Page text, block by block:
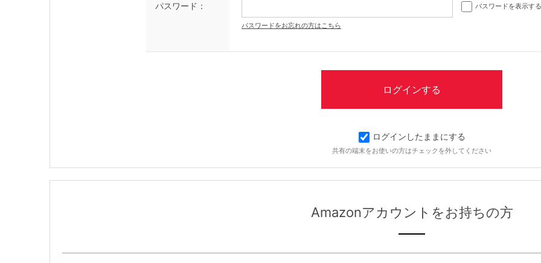
パスワード： パスワードを表示する
パスワードをお忘れの方はこちら
ログインしたままにする
共有の端末をお使いの方はチェックを外してください
Amazonアカウントをお持ちの方